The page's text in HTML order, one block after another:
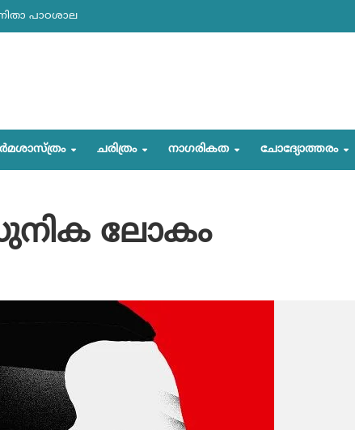
പാഠശാല
ചരിത്രം നാഗരികത ചോദ്യോത്തരം
ലോകം